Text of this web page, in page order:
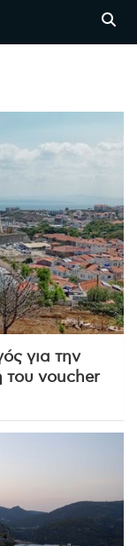
τη
και
για την
του voucher